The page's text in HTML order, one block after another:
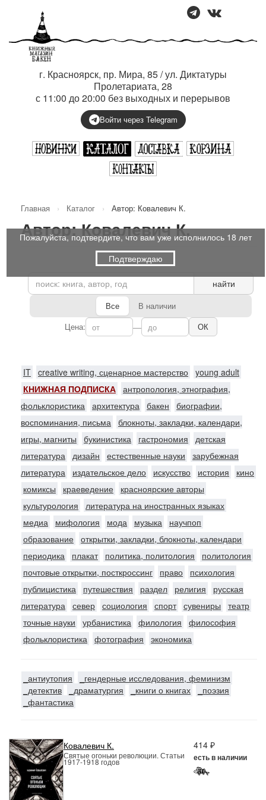
г. Красноярск, пр. Мира, 85 / ул. Диктатуры
Пролетариата, 28
с 11:00 до 20:00 без выходных и перерывов
Войти через Telegram
Главная › Каталог › Автор: Ковалевич К.
Автор: Ковалевич К.
найти
Все
В наличии
Цена:
— ОК
IT creative writing, сценарное мастерство young adult
КНИЖНАЯ ПОДПИСКА антропология, этнография,
фольклористика архитектура бакен
биографии,
воспоминания, письма блокноты, закладки, календари,
игры, магниты
букинистика гастрономия
детская
литература дизайн естественные науки
зарубежная
литература
издательское дело искусство история
кино
комиксы
краеведение
красноярские авторы
культурология
литература на иностранных языках
медиа
мифология мода музыка
научпоп
образование открытки, закладки, блокноты, календари
периодика
плакат политика, политология
политология
почтовые открытки, посткроссинг
право
психология
публицистика
путешествия раздел религия
русская
литература север социология спорт сувениры
театр
точные науки
урбанистика филология
философия
фольклористика фотография экономика
_антиутопия
_гендерные исследования, феминизм
_детектив
_драматургия _книги о книгах
_поэзия
_фантастика
Ковалевич К.
Святые огоньки революции. Статьи
1917-1918 годов
414 ₽
есть в наличии
Пожалуйста, подтвердите, что вам уже исполнилось 18 лет
Подтверждаю